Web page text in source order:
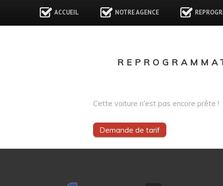
ACCUEIL NOTRE AGENCE
Cette voiture n'est pas encore prête !
Demande de tarif